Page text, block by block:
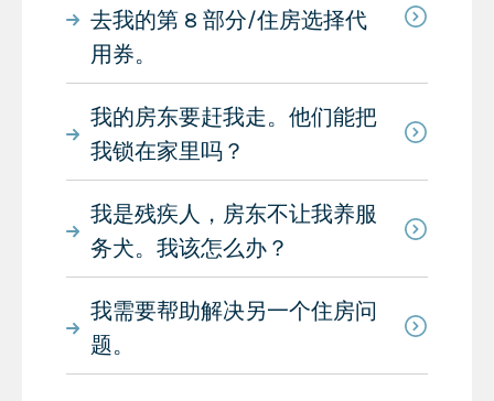
去我的第 8 部分/住房选择代
用券。
我的房东要赶我走。他们能把
我锁在家里吗？
我是残疾人，房东不让我养服
务犬。我该怎么办？
我需要帮助解决另一个住房问
题。